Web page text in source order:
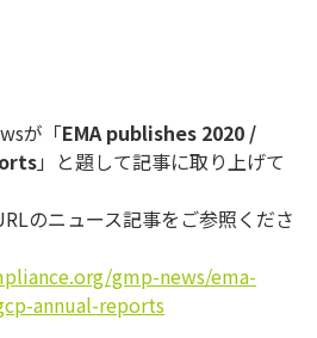
が「EMA publishes 2020 /
」と題して記事に取り上げて
のニュース記事をご参照くださ
org/gmp-news/ema-
annual-reports